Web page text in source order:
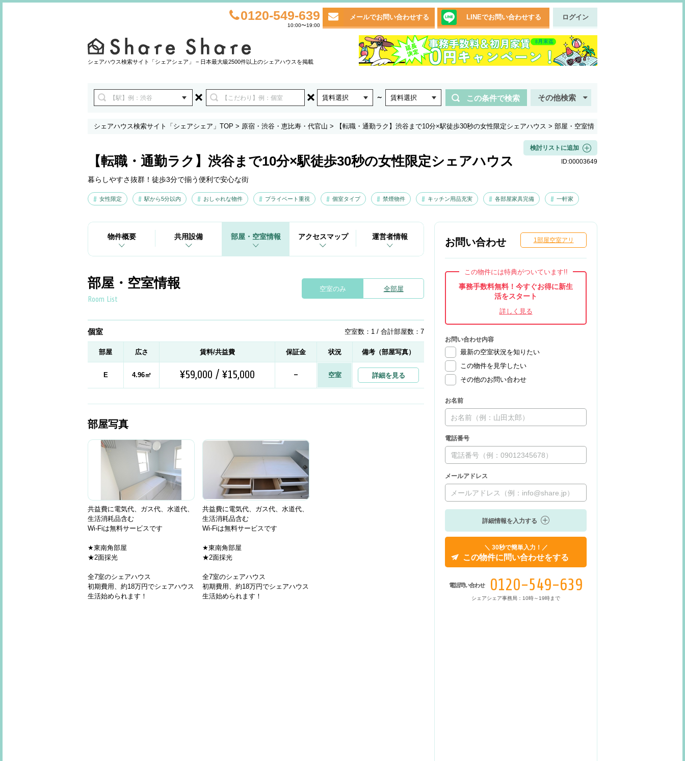
0120-549-639
10:00〜19:00
メールでお問い合わせする LINEでお問い合わせする ログイン
シェアハウス検索サイト「シェアシェア」 − 日本最大級2500件以上のシェアハウスを掲載
賃料選択 ～ 賃料選択 この条件で検索 その他検索
シェアハウス検索サイト「シェアシェア」TOP > 原宿・渋谷・恵比寿・代官山 > 【転職・通勤ラク】渋谷まで10分×駅徒歩30秒の女性限定シェアハウス > 部屋・空室情
【転職・通勤ラク】渋谷まで10分×駅徒歩30秒の女性限定シェアハウス
暮らしやすさ抜群！徒歩3分で揃う便利で安心な街
女性限定 駅から5分以内 おしゃれな物件 プライベート重視 個室タイプ 禁煙物件 キッチン用品充実 各部屋家具完備 一軒家
検討リストに追加
ID:00003649
物件概要 共用設備 部屋・空室情報 アクセスマップ 運営者情報
空室のみ 全部屋
部屋・空室情報
Room List
個室 空室数：1 / 合計部屋数：7
部屋 広さ 賃料/共益費 保証金 状況 備考（部屋写真）
E 4.96㎡ ¥59,000 / ¥15,000 - 空室 詳細を見る
部屋写真
共益費に電気代、ガス代、水道代、
生活消耗品含む
Wi-Fiは無料サービスです
★東南角部屋
★2面採光
全7室のシェアハウス
初期費用、約18万円でシェアハウス
生活始められます！
共益費に電気代、ガス代、水道代、
生活消耗品含む
Wi-Fiは無料サービスです
★東南角部屋
★2面採光
全7室のシェアハウス
初期費用、約18万円でシェアハウス
生活始められます！
お問い合わせ 1部屋空室アリ
この物件には特典がついています!!
事務手数料無料！今すぐお得に新生
活をスタート
お問い合わせ内容
最新の空室状況を知りたい
この物件を見学したい
その他のお問い合わせ
お名前
電話番号
メールアドレス
詳細情報を入力する
＼ 30秒で簡単入力！／
この物件に問い合わせをする
電話問い合わせ 0120-549-639
シェアシェア事務局：10時～19時まで